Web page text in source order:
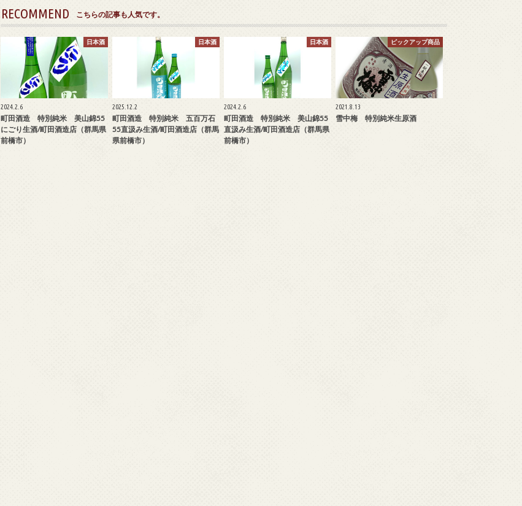
RECOMMEND こちらの記事も人気です。
日本酒
2024.2.6
町田酒造 特別純米 美山錦55
にごり生酒/町田酒造店（群馬県
前橋市）
日本酒
2025.12.2
町田酒造 特別純米 五百万石
55直汲み生酒/町田酒造店（群馬
県前橋市）
日本酒
2024.2.6
町田酒造 特別純米 美山錦55
直汲み生酒/町田酒造店（群馬県
前橋市）
ピックアップ商品
2021.8.13
雪中梅 特別純米生原酒